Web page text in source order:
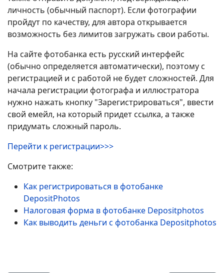
личность (обычный паспорт). Если фотографии
пройдут по качеству, для автора открывается
возможность без лимитов загружать свои работы.
На сайте фотобанка есть русский интерфейс
(обычно определяется автоматически), поэтому с
регистрацией и с работой не будет сложностей. Для
начала регистрации фотографа и иллюстратора
нужно нажать кнопку "Зарегистрироваться", ввести
свой емейл, на который придет ссылка, а также
придумать сложный пароль.
Перейти к регистрации>>>
Смотрите также:
Как регистрироваться в фотобанке
DepositPhotos
Налоговая форма в фотобанке Depositphotos
Как выводить деньги с фотобанка Depositphotos